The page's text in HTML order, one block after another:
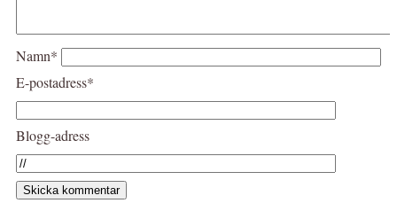
Namn*
E-postadress*
Blogg-adress